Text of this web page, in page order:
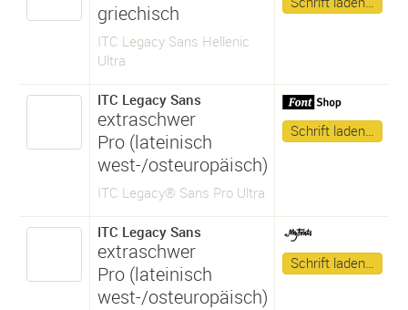
griechisch
ITC Legacy Sans Hellenic
Ultra
ITC Legacy Sans
extraschwer
Pro (lateinisch
west-/osteuropäisch)
ITC Legacy® Sans Pro Ultra
Schrift laden…
ITC Legacy Sans
extraschwer
Pro (lateinisch
west-/osteuropäisch)
Schrift laden…